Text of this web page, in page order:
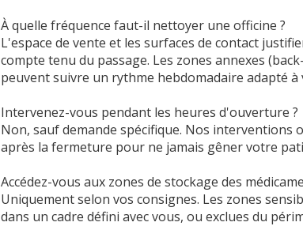
À quelle fréquence faut-il nettoyer une officine ?
L'espace de vente et les surfaces de contact
compte tenu du passage. Les zones annexes
peuvent suivre un rythme hebdomadaire adapté à
Intervenez-vous pendant les heures d'ouverture ?
Non, sauf demande spécifique. Nos interventions
après la fermeture pour ne jamais gêner votre
Accédez-vous aux zones de stockage des
Uniquement selon vos consignes. Les zones
dans un cadre défini avec vous, ou exclues du